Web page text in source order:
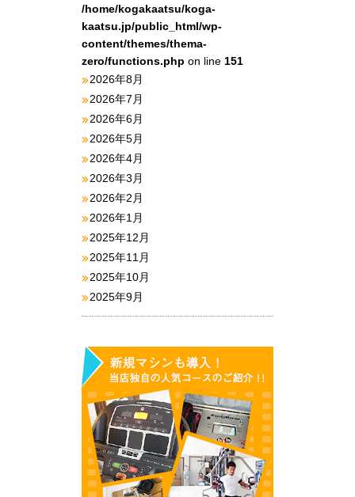
/home/kogakaatsu/koga-
kaatsu.jp/public_html/wp-
content/themes/thema-
zero/functions.php on line 151
2026年8月
2026年7月
2026年6月
2026年5月
2026年4月
2026年3月
2026年2月
2026年1月
2025年12月
2025年11月
2025年10月
2025年9月